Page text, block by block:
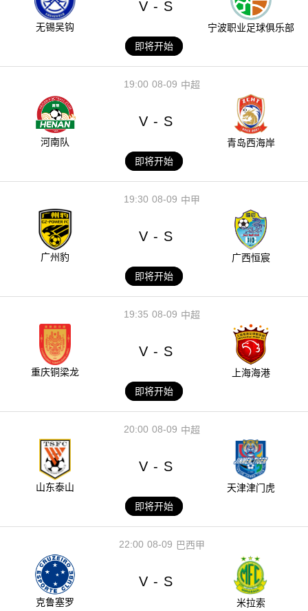
无锡吴钩
V - S
宁波职业足球俱乐部
即将开始
08-09
19:00 中超
河南队
V - S
青岛西海岸
即将开始
08-09
19:30 中甲
广州豹
V - S
广西恒宸
即将开始
08-09
19:35 中超
重庆铜梁龙
V - S
上海海港
即将开始
08-09
20:00 中超
山东泰山
V - S
天津津门虎
即将开始
08-09
22:00 巴西甲
克鲁塞罗
V - S
米拉索